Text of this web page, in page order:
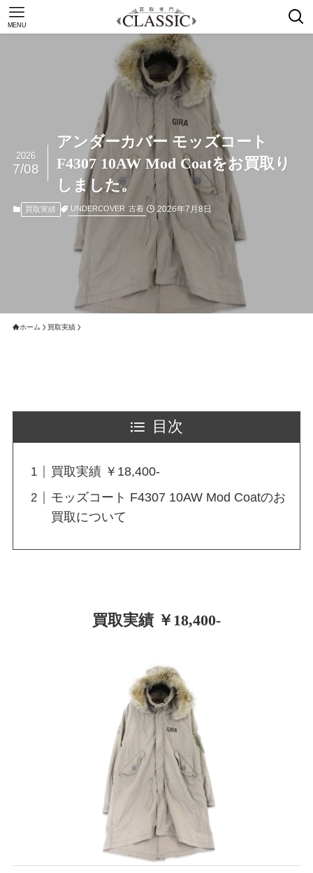
MENU
アンダーカバー モッズコート
F4307 10AW Mod Coatをお買取り
しました。
2026
7/08
買取実績 UNDERCOVER 古着 2026年7月8日
ホーム 買取実績
目次
買取実績 ￥18,400-
モッズコート F4307 10AW Mod Coatのお
買取について
買取実績 ￥18,400-